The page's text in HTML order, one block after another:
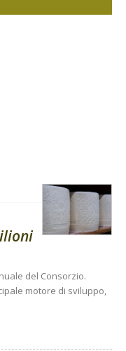
del Consorzio.
motore di sviluppo,